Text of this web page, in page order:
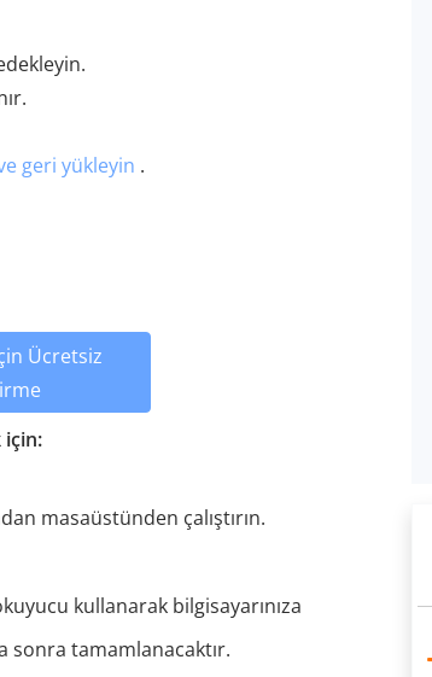
geri yükleyin .
Ücretsiz
için:
masaüstünden çalıştırın.
kullanarak bilgisayarınıza
sonra tamamlanacaktır.